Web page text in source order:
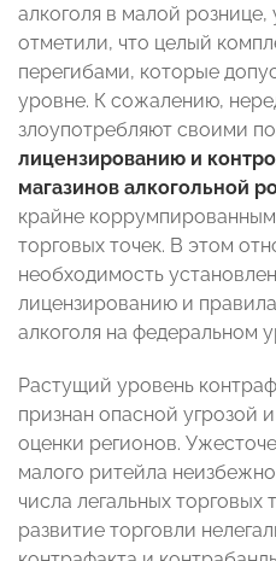
алкоголя в малой
отметили, что целый
перегибами, которые
уровне. К сожалению,
злоупотребляют своими
лицензированию и
магазинов алкогольной
крайне
торговых точек. В этом
необходимость
лицензированию и
алкоголя на федеральном
Растущий уровень
признан опасной угрозой
оценки регионов.
малого ритейла
числа легальных торговых
развитие торговли